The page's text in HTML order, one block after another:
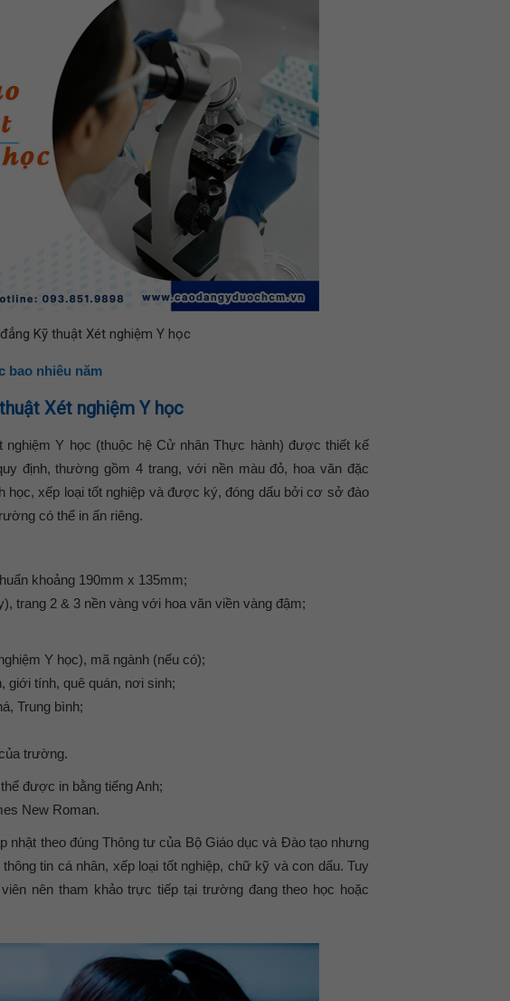
Kỹ thuật Xét nghiệm Y học
bao nhiêu năm
Xét nghiệm Y học
nghiệm Y học (thuộc hệ Cử nhân Thực hành) được thiết kế
định, thường gồm 4 trang, với nền màu đỏ, hoa văn đặc
học, xếp loại tốt nghiệp và được ký, đóng dấu bởi cơ sở đào
có thể in ấn riêng.
khoảng 190mm x 135mm;
trang 2 & 3 nền vàng với hoa văn viền vàng đậm;
Y học), mã ngành (nếu có);
giới tính, quê quán, nơi sinh;
Trung bình;
trường.
được in bằng tiếng Anh;
New Roman.
nhật theo đúng Thông tư của Bộ Giáo dục và Đào tạo nhưng
tin cá nhân, xếp loại tốt nghiệp, chữ kỹ và con dấu. Tuy
nên tham khảo trực tiếp tại trường đang theo học hoặc